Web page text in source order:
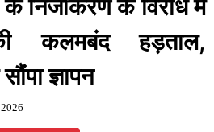
के निजीकरण के विरोध में
कलमबंद हड़ताल,
ज्ञापन